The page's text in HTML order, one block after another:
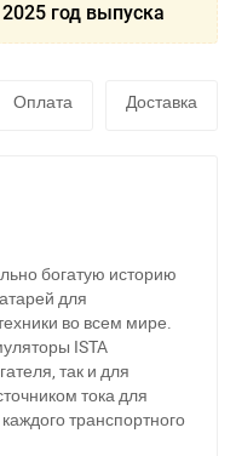
год выпуска
Оплата Доставка
богатую историю
для
во всем мире.
ISTA
так и для
тока для
транспортного